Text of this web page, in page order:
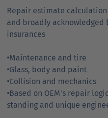
Repair estimate
and broadly acknowledged
insurances
•Maintenance and tire
•Glass, body and paint
•Collision and mechanics
•Based on OEM's repair
standing and unique